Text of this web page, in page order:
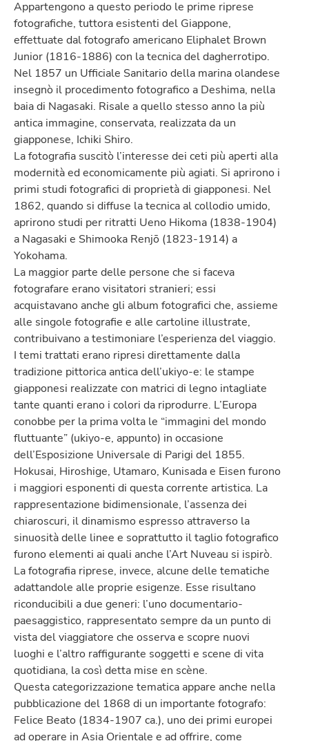
Appartengono a questo periodo le prime riprese
fotografiche, tuttora esistenti del Giappone,
effettuate dal fotografo americano Eliphalet Brown
Junior (1816-1886) con la tecnica del dagherrotipo.
Nel 1857 un Ufficiale Sanitario della marina olandese
insegnò il procedimento fotografico a Deshima, nella
baia di Nagasaki. Risale a quello stesso anno la più
antica immagine, conservata, realizzata da un
giapponese, Ichiki Shiro.
La fotografia suscitò l’interesse dei ceti più aperti alla
modernità ed economicamente più agiati. Si aprirono i
primi studi fotografici di proprietà di giapponesi. Nel
1862, quando si diffuse la tecnica al collodio umido,
aprirono studi per ritratti Ueno Hikoma (1838-1904)
a Nagasaki e Shimooka Renjō (1823-1914) a
Yokohama.
La maggior parte delle persone che si faceva
fotografare erano visitatori stranieri; essi
acquistavano anche gli album fotografici che, assieme
alle singole fotografie e alle cartoline illustrate,
contribuivano a testimoniare l’esperienza del viaggio.
I temi trattati erano ripresi direttamente dalla
tradizione pittorica antica dell’ukiyo-e: le stampe
giapponesi realizzate con matrici di legno intagliate
tante quanti erano i colori da riprodurre. L’Europa
conobbe per la prima volta le “immagini del mondo
fluttuante” (ukiyo-e, appunto) in occasione
dell’Esposizione Universale di Parigi del 1855.
Hokusai, Hiroshige, Utamaro, Kunisada e Eisen furono
i maggiori esponenti di questa corrente artistica. La
rappresentazione bidimensionale, l’assenza dei
chiaroscuri, il dinamismo espresso attraverso la
sinuosità delle linee e soprattutto il taglio fotografico
furono elementi ai quali anche l’Art Nuveau si ispirò.
La fotografia riprese, invece, alcune delle tematiche
adattandole alle proprie esigenze. Esse risultano
riconducibili a due generi: l’uno documentario-
paesaggistico, rappresentato sempre da un punto di
vista del viaggiatore che osserva e scopre nuovi
luoghi e l’altro raffigurante soggetti e scene di vita
quotidiana, la così detta mise en scène.
Questa categorizzazione tematica appare anche nella
pubblicazione del 1868 di un importante fotografo:
Felice Beato (1834-1907 ca.), uno dei primi europei
ad operare in Asia Orientale e ad offrire, come